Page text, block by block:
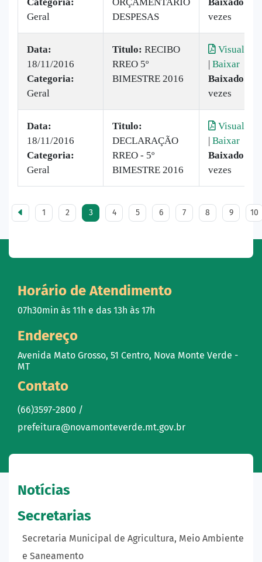
Geral
DESPESAS
vezes
Data:
18/11/2016
Categoria:
Geral
Titulo: RECIBO
RREO 5º
BIMESTRE 2016
Visualizar
| Baixar
Baixado:
vezes
Data:
18/11/2016
Categoria:
Geral
Titulo:
DECLARAÇÃO
RREO - 5º
BIMESTRE 2016
Visualizar
| Baixar
Baixado:
vezes
1 2 3 4 5 6 7 8 9 10
Horário de Atendimento
07h30min às 11h e das 13h às 17h
Endereço
Avenida Mato Grosso, 51 Centro, Nova Monte Verde -
MT
Contato
(66)3597-2800 /
prefeitura@novamonteverde.mt.gov.br
Notícias
Secretarias
Secretaria Municipal de Agricultura, Meio Ambiente
e Saneamento